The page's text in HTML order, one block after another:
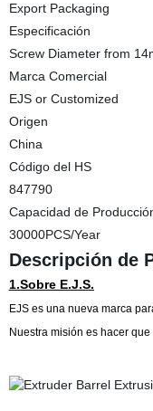
Export Packaging
Especificación
Screw Diameter from
Marca Comercial
EJS or Customized
Origen
China
Código del HS
847790
Capacidad de
30000PCS/Year
Descripción de
1.Sobre E.J.S.
EJS es una nueva marca
Nuestra misión es hacer